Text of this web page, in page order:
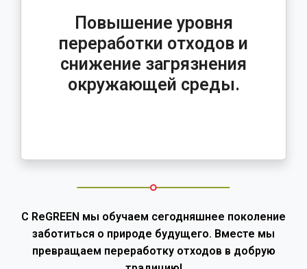
Повышение уровня
переработки отходов и
снижение загрязнения
окружающей среды.
С ReGREEN мы обучаем сегодняшнее поколение
заботиться о природе будущего. Вместе мы
превращаем переработку отходов в добрую